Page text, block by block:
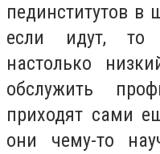
пединститутов в
если идут, то
настолько
обслужить
приходят сами
они чему-то